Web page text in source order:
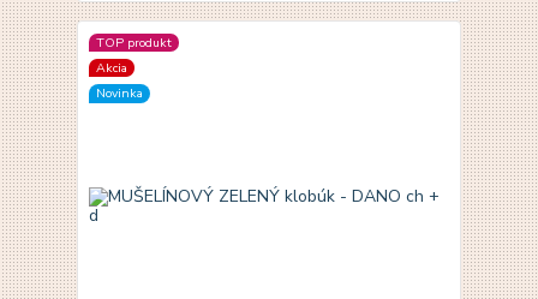
TOP produkt
Akcia
Novinka